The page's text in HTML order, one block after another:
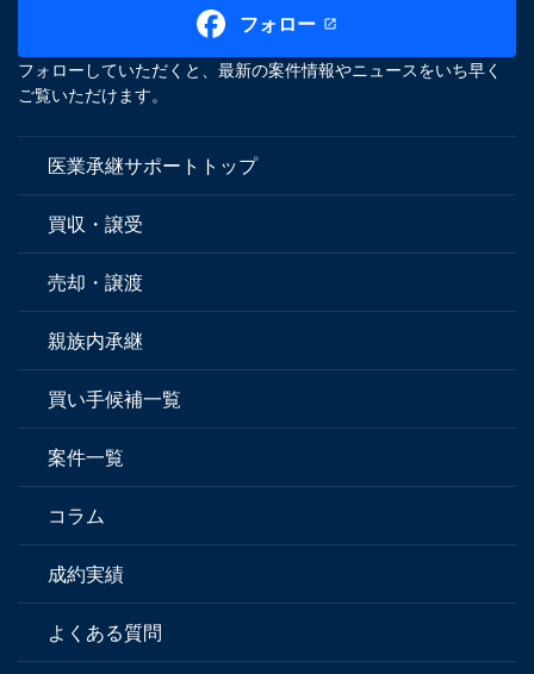
フォロー
フォローしていただくと、最新の案件情報やニュースをいち早く
ご覧いただけます。
医業承継サポートトップ
買収・譲受
売却・譲渡
親族内承継
買い手候補一覧
案件一覧
コラム
成約実績
よくある質問